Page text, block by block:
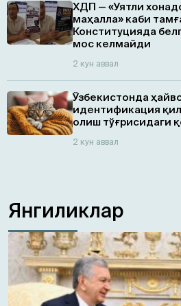
ХДП — «Уятли
маҳалла» каби
Конституцияда
мос келмайди
2 кун аввал
Ўзбекистонда
идентификация
олиш тўғрисидаги
2 кун аввал
Янгиликлар